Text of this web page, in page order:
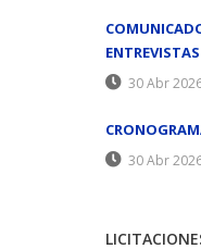
ENTREVISTAS
30 Abr
30 Abr